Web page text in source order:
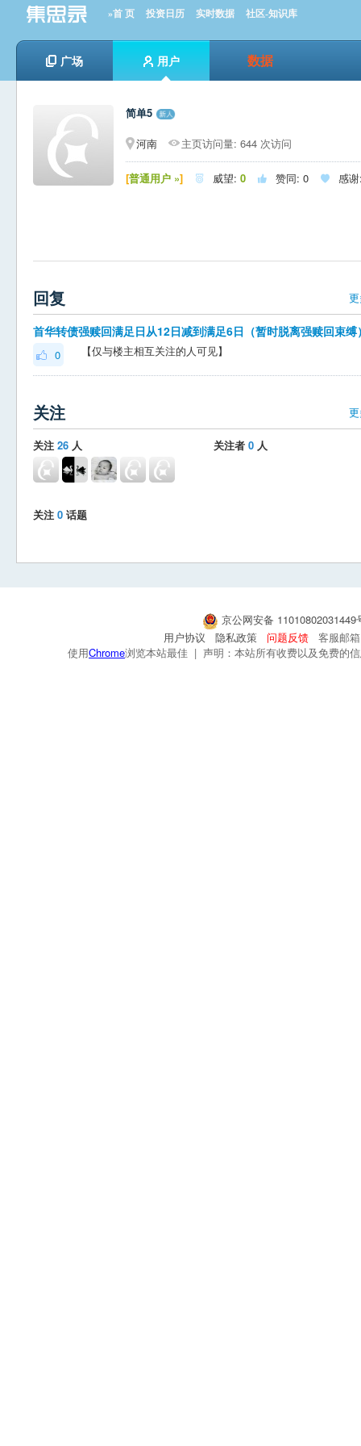
»首 页 投资日历 实时数据 社区-知识库
广场 用户 数据
简单5
河南
主页访问量: 644 次访问
[普通用户 »]  威望: 0  赞同: 0  感
回复
首华转债强赎回满足日从12日减到满足6日（暂时脱离强赎回束缚
0 【仅与楼主相互关注的人可见】
关注
关注 26 人 关注者 0 人
关注 0 话题
京公网安备
用户协议
隐私政策 问题反馈
客服邮
使用Chrome浏览本站最佳 | 声明：本站所有收费以及免费的